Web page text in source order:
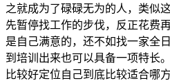
之就成为了碌碌无为的人，类似
先暂停找工作的步伐，反正花费
是自己满意的，还不如找一家全
到培训出来也可以具备一项特长
比较好定位自己到底比较适合哪